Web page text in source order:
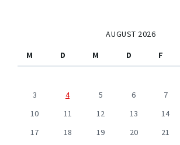
AUGUST 2026
M
D M D F
3
4 5 6 7
10
11 12 13 14
17
18 19 20 21